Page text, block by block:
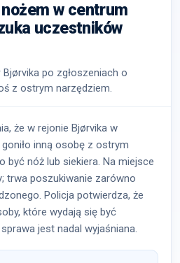
w centrum
uczestników
po zgłoszeniach o
z ostrym narzędziem.
że w rejonie Bjørvika w
inną osobę z ostrym
być nóż lub siekiera. Na miejsce
trwa poszukiwanie zarówno
Policja potwierdza, że
które wydają się być
jest nadal wyjaśniana.